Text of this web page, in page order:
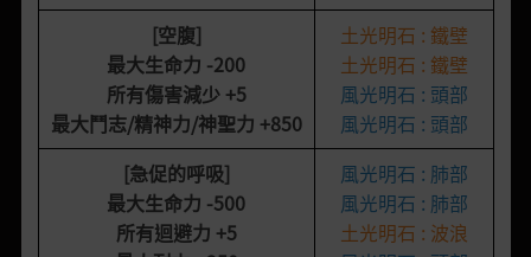
[空腹]
最大生命力 -200
所有傷害減少+5
最大鬥志/精神力/神聖力 +850
土光明石 : 鐵壁
土光明石 : 鐵壁
風光明石 : 頭部
風光明石 : 頭部
[急促的呼吸]
最大生命力 -500
所有迴避力 +5
風光明石 : 肺部
風光明石 : 肺部
土光明石 : 波浪